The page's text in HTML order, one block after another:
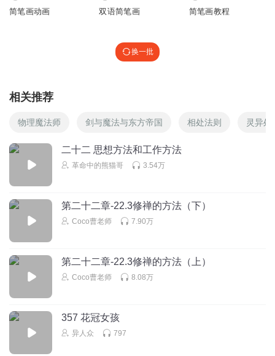
简笔画动画 双语简笔画 简笔画教程
换一批
相关推荐
物理魔法师 剑与魔法与东方帝国 相处法则 灵异处
二十二 思想方法和工作方法
革命中的熊猫哥 3.54万
第二十二章-22.3修禅的方法（下）
Coco曹老师 7.90万
第二十二章-22.3修禅的方法（上）
Coco曹老师 8.08万
357 花冠女孩
异人众 797